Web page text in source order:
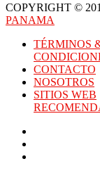
COPYRIGHT ©
PANAMA
TÉRMINOS
CONTACTO
NOSOTROS
SITIOS WEB